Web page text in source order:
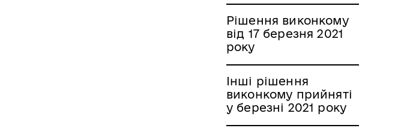
Рішення виконкому
від 17 березня 2021
року
Інші рішення
виконкому прийняті
у березні 2021 року